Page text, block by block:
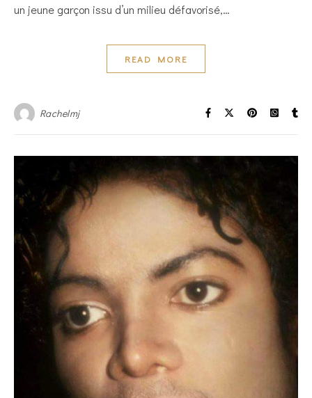
un jeune garçon issu d’un milieu défavorisé,…
READ MORE
Rachelmj